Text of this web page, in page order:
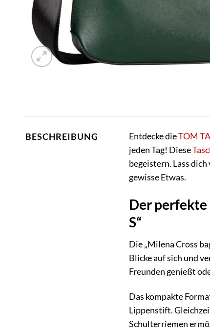
BESCHREIBUNG Entdecke dieTOM
jeden Tag! Diese
begeistern. Lass
gewisse Etwas.
Der perfekte
S“
Die „Milena Cross
Blicke auf sich und
Freunden genießt
Das kompakte
Lippenstift.
Schulterriemen